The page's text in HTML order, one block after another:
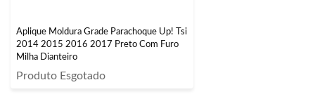
Aplique Moldura Grade Parachoque Up! Tsi
2014 2015 2016 2017 Preto Com Furo
Milha Dianteiro
Produto Esgotado